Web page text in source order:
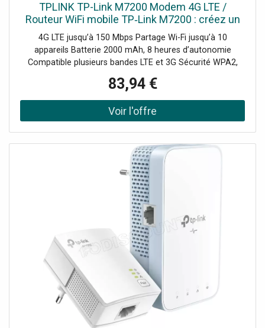
TPLINK TP-Link M7200 Modem 4G LTE /
Routeur WiFi mobile TP‑Link M7200 : créez un
hotspot sécurisé puissant pour jusqu’à 10
utilisateurs, 8h d’autonomie.
4G LTE jusqu’à 150 Mbps Partage Wi-Fi jusqu’à 10
appareils Batterie 2000 mAh, 8 heures d’autonomie
Compatible plusieurs bandes LTE et 3G Sécurité WPA2,
connexion et batterie Installation rapide plug-and-play
83,94 €